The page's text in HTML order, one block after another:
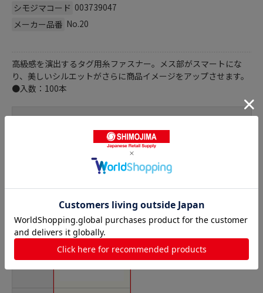
シモジマコード 003739047
メーカー品番 No.20
高級感を演出するタグ用糸ファスナー。メス部がスマートにな
り、美しいシルエットがさらに商品イメージをアップさせます。
●入数：100本